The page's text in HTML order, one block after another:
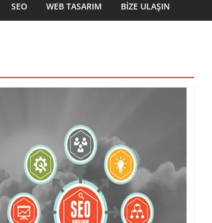
SEO WEB TASARIM BIZE ULAŞIN